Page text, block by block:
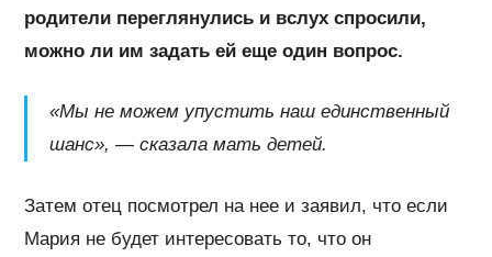
родители переглянулись и вслух спросили,
можно ли им задать ей еще один вопрос.
«Мы не можем упустить наш единственный
шанс», — сказала мать детей.
Затем отец посмотрел на нее и заявил, что если
Мария не будет интересовать то, что он